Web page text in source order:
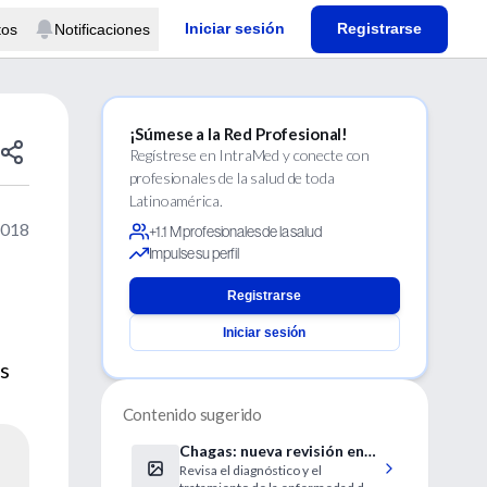
Notificaciones Iniciar sesión Registrarse
¡Súmese a la Red Profesional!
Regístrese en IntraMed y conecte con
profesionales de la salud de toda
Latinoamérica.
+1.1 M profesionales de la salud
Impulse su perfil
Registrarse
Iniciar sesión
Contenido sugerido
Chagas: nueva revisión en
profundidad de la AHA
Revisa el diagnóstico y el